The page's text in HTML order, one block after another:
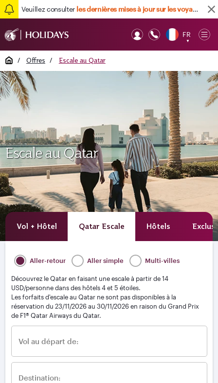
Veuillez consulter les dernières mises à jour sur les voyages ici
FR
▼
Home / Offres / Escale au Qatar
Escale au Qatar
Vol + Hôtel Qatar Escale Hôtels
Aller-retour Aller simple Multi-villes
Découvrez le Qatar en faisant une escale à partir de 14
USD/personne dans des hôtels 4 et 5 étoiles.
Les forfaits d'escale au Qatar ne sont pas disponibles à la
réservation du 23/11/2026 au 30/11/2026 en raison du Grand Prix
de F1® Qatar Airways du Qatar.
Vol au départ de:
Destination: